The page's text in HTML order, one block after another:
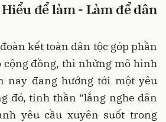
để làm - Làm để dân
kết toàn dân tộc góp phần
cộng đồng, thì những mô hình
nay đang hướng tới một yêu
đó, tinh thần “lắng nghe dân
yêu cầu xuyên suốt trong